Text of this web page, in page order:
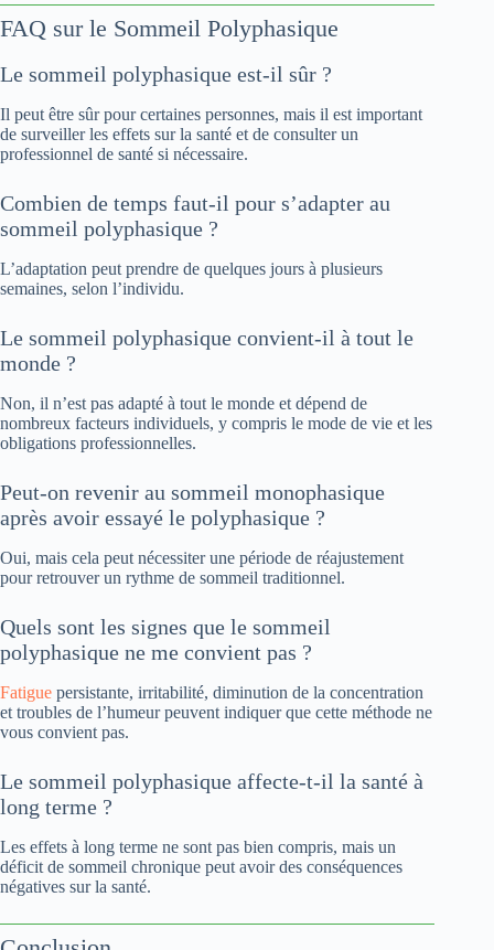
FAQ sur le Sommeil Polyphasique
Le sommeil polyphasique est-il sûr ?
Il peut être sûr pour certaines personnes, mais il est important
de surveiller les effets sur la santé et de consulter un
professionnel de santé si nécessaire.
Combien de temps faut-il pour s’adapter au
sommeil polyphasique ?
L’adaptation peut prendre de quelques jours à plusieurs
semaines, selon l’individu.
Le sommeil polyphasique convient-il à tout le
monde ?
Non, il n’est pas adapté à tout le monde et dépend de
nombreux facteurs individuels, y compris le mode de vie et les
obligations professionnelles.
Peut-on revenir au sommeil monophasique
après avoir essayé le polyphasique ?
Oui, mais cela peut nécessiter une période de réajustement
pour retrouver un rythme de sommeil traditionnel.
Quels sont les signes que le sommeil
polyphasique ne me convient pas ?
Fatigue persistante, irritabilité, diminution de la concentration
et troubles de l’humeur peuvent indiquer que cette méthode ne
vous convient pas.
Le sommeil polyphasique affecte-t-il la santé à
long terme ?
Les effets à long terme ne sont pas bien compris, mais un
déficit de sommeil chronique peut avoir des conséquences
négatives sur la santé.